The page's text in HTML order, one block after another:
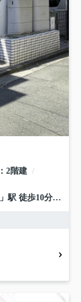
2階建
」駅 徒歩10分 京王